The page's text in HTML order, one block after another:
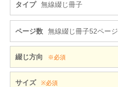
タイプ 無線綴じ冊子
ページ数 無線綴じ冊子52ページ
綴じ方向 ※必須
サイズ ※必須